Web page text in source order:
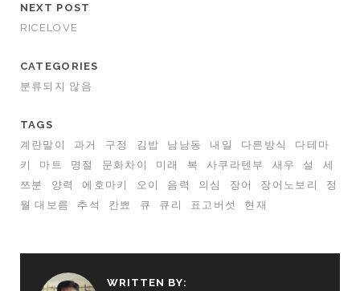
NEXT POST
RICELOVE
CATEGORIES
분류되지 않음
TAGS
계란말이
과거 구정 김밥 남남동 내일 다른방식
다테마
키
마트 명절 문화차이 미래 복 사쿠라텐부 새우 설
세
쯔분
양력 에호마키 오이 음력 의심 장어 장어노보리
정
월 대보름
추석 칸뾰 큐 큐리 표고버섯 현재
WRITTEN BY: